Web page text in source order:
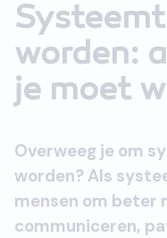
worden:
je moet
Overweeg je om
worden? Als
mensen om beter
communiceren,